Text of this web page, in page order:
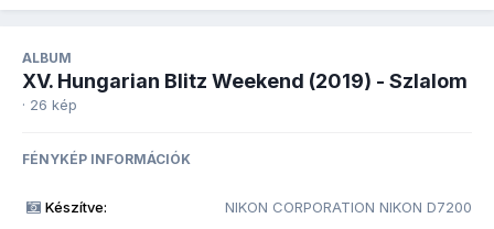
ALBUM
XV. Hungarian Blitz Weekend (2019) - Szlalom
· 26 kép
FÉNYKÉP INFORMÁCIÓK
Készítve: NIKON CORPORATION NIKON D7200